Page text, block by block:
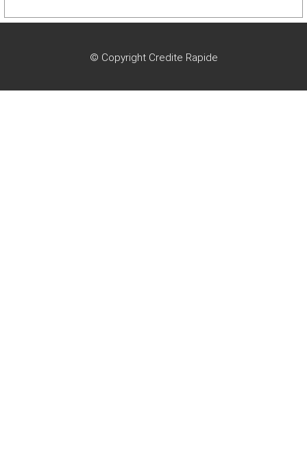
© Copyright Credite Rapide